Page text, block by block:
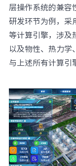
层操作系统的兼容
研发环节为例，采
等计算引擎，涉及
以及物性、热力
与上述所有计算引